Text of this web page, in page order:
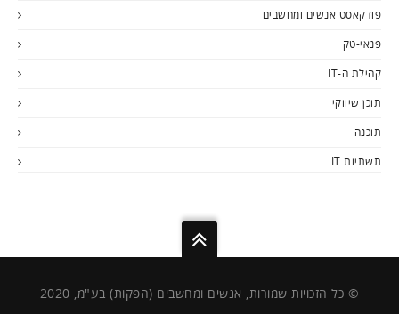
פודקאסט אנשים ומחשבים
פנאי-טק
קהילת ה-IT
תוכן שיווקי
תוכנה
תשתיות IT
© כל הזכויות שמורות, אנשים ומחשבים (הפקות) בע"מ, 2020